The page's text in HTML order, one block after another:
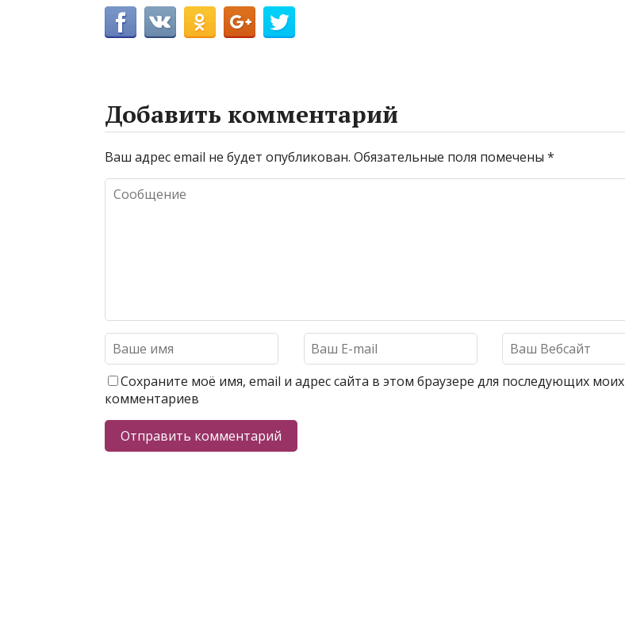
Добавить комментарий
Ваш адрес email не будет опубликован. Обязательные поля помечены *
Сохраните моё имя, email и адрес сайта в этом браузере для последующих моих
комментариев